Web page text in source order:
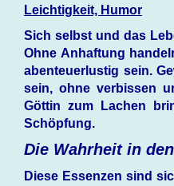
Leichtigkeit, Humor
Sich selbst und das
Ohne Anhaftung
abenteuerlustig sein.
sein, ohne verbissen
Göttin zum Lachen
Schöpfung.
Die Wahrheit in
Diese Essenzen sind